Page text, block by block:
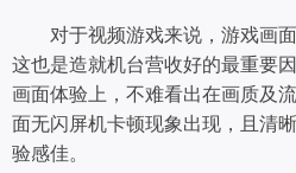
对于视频游戏来说，游戏画面
这也是造就机台营收好的最重要
画面体验上，不难看出在画质及
面无闪屏机卡顿现象出现，且清
验感佳。